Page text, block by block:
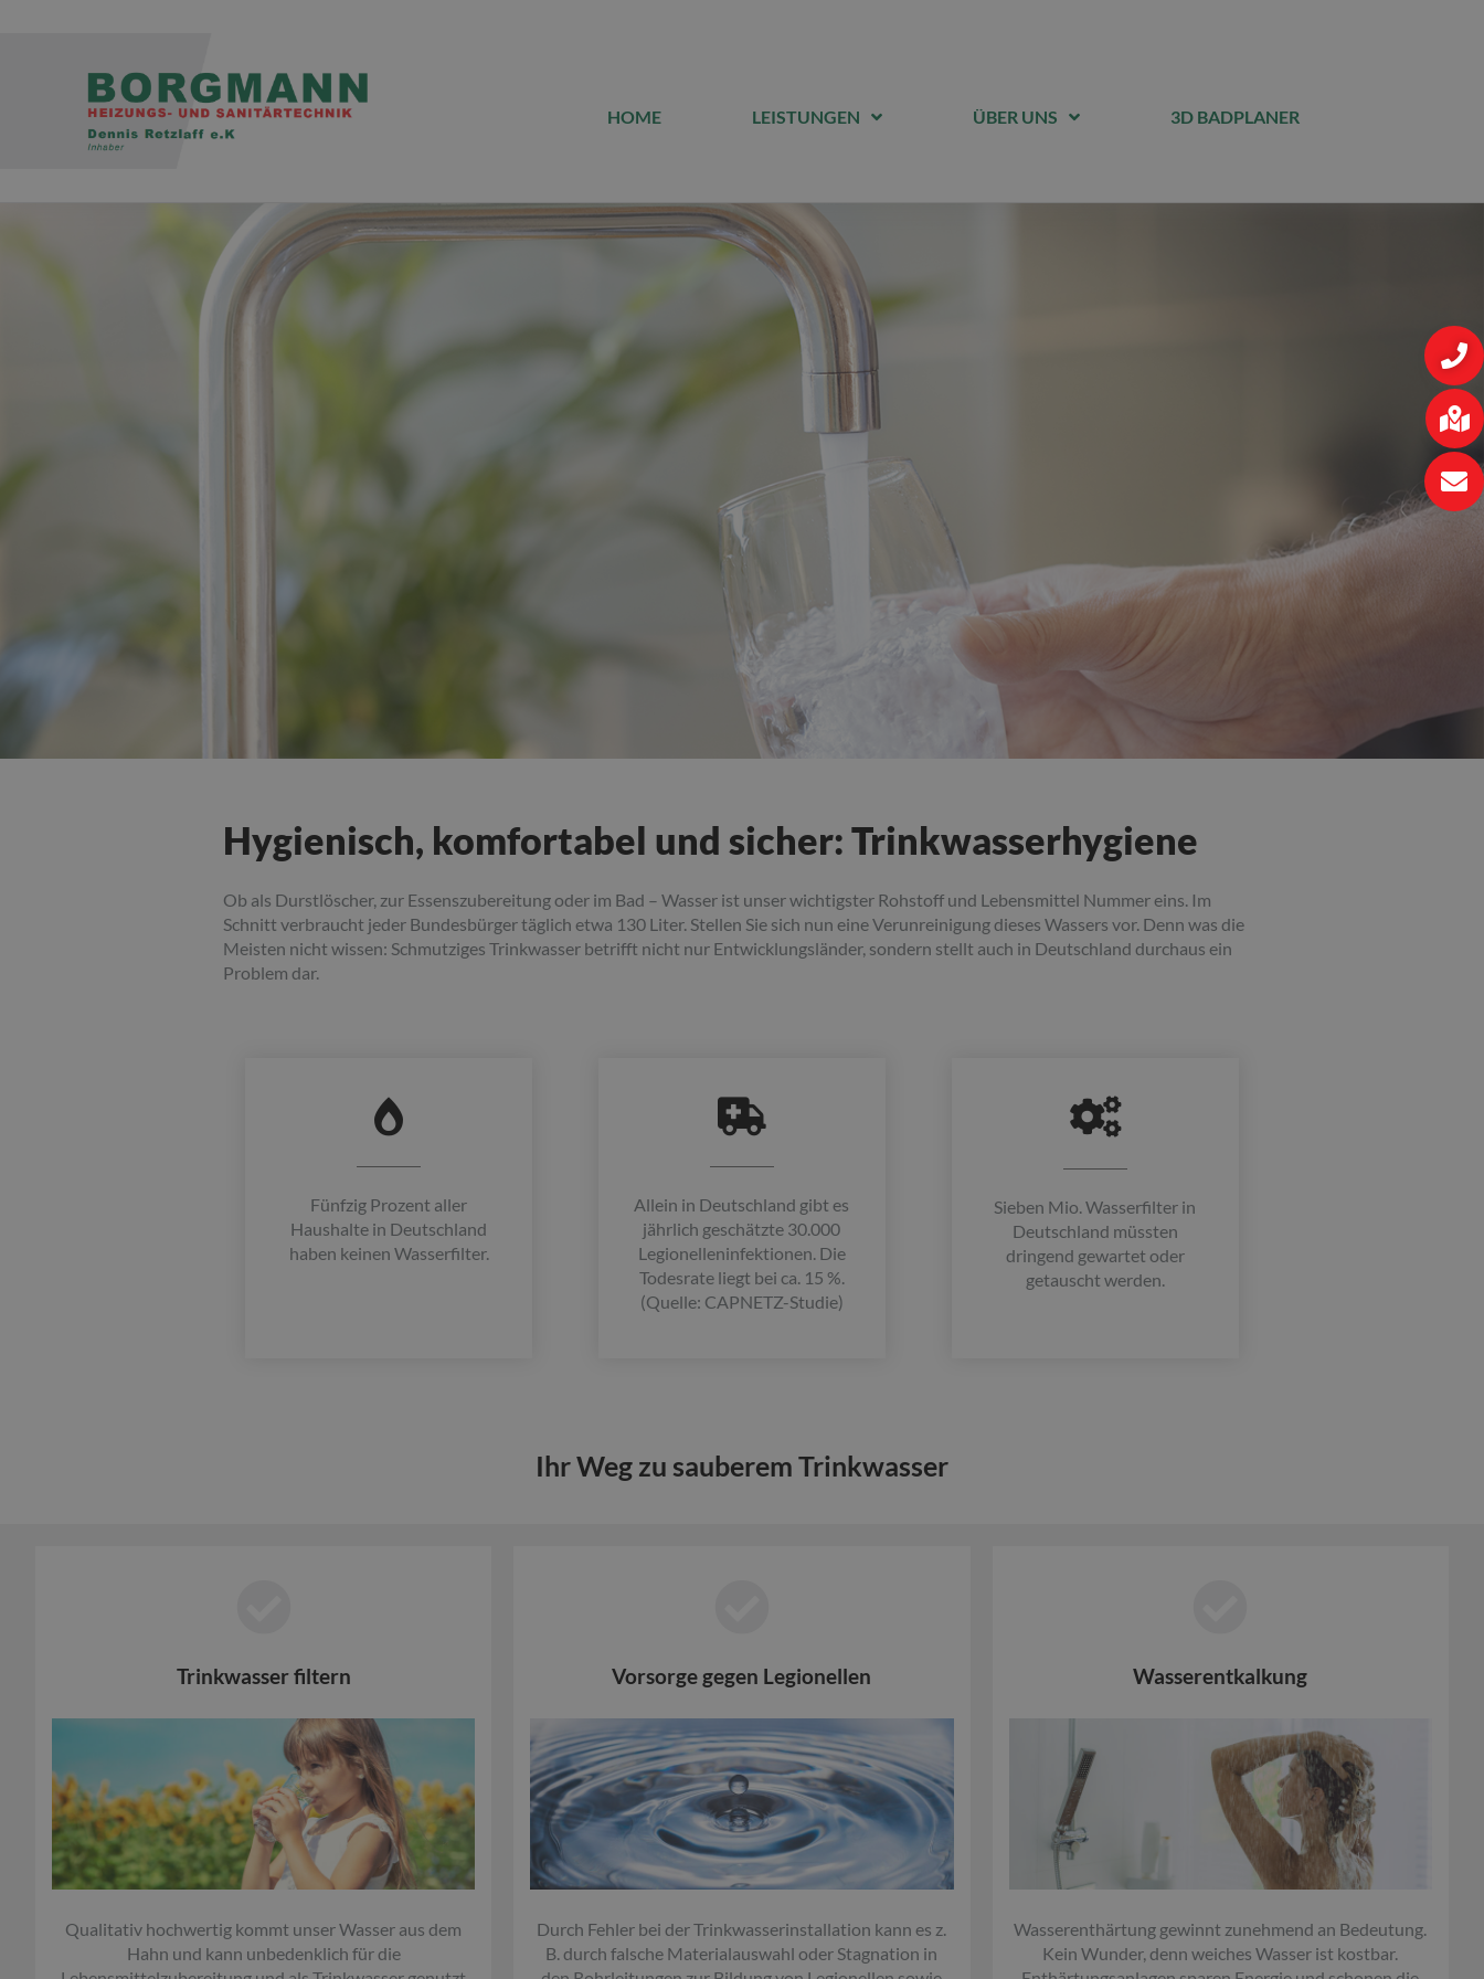
HOME LEISTUNGEN ÜBER UNS 3D BADPLANER
Hygienisch, komfortabel und sicher: Trinkwasserhygiene
Ob als Durstlöscher, zur Essenszubereitung oder im Bad – Wasser ist unser wichtigster Rohstoff und Lebensmittel Nummer eins. Im
Schnitt verbraucht jeder Bundesbürger täglich etwa 130 Liter. Stellen Sie sich nun eine Verunreinigung dieses Wassers vor. Denn was die
Meisten nicht wissen: Schmutziges Trinkwasser betrifft nicht nur Entwicklungsländer, sondern stellt auch in Deutschland durchaus ein
Problem dar.
Fünfzig Prozent aller
Haushalte in Deutschland
haben keinen Wasserfilter.
Allein in Deutschland gibt es
jährlich geschätzte 30.000
Legionelleninfektionen. Die
Todesrate liegt bei ca. 15 %.
(Quelle: CAPNETZ-Studie)
Sieben Mio. Wasserfilter in
Deutschland müssten
dringend gewartet oder
getauscht werden.
Ihr Weg zu sauberem Trinkwasser
Trinkwasser filtern
Qualitativ hochwertig kommt unser Wasser aus dem
Hahn und kann unbedenklich für die
Vorsorge gegen Legionellen
Durch Fehler bei der Trinkwasserinstallation kann es z.
B. durch falsche Materialauswahl oder Stagnation in
Wasserentkalkung
Wasserenthärtung gewinnt zunehmend an Bedeutung.
Kein Wunder, denn weiches Wasser ist kostbar.